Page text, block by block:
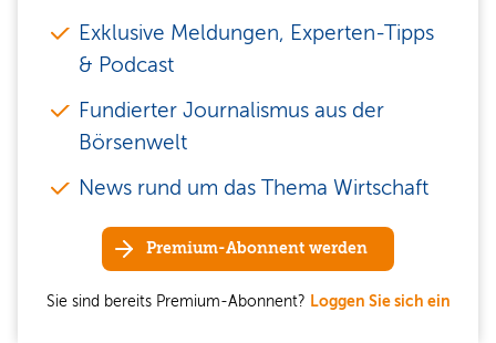
Exklusive Meldungen, Experten-Tipps
& Podcast
Fundierter Journalismus aus der
Börsenwelt
News rund um das Thema Wirtschaft
Premium-Abonnent werden
Sie sind bereits Premium-Abonnent? Loggen Sie sich ein